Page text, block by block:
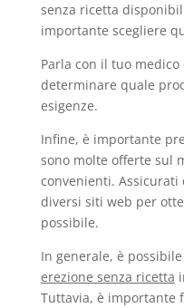
senza ricetta
importante scegliere
Parla con il tuo
determinare quale
esigenze.
Infine, è importante
sono molte offerte sul
convenienti.
diversi siti web per
possibile.
In generale, è
erezione senza ricetta
Tuttavia, è importante